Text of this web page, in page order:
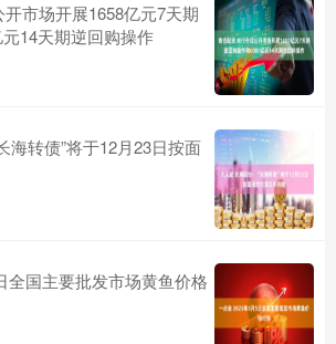
市场开展1658亿元7天期
14天期逆回购操作
海转债”将于12月23日按面
全国主要批发市场黄鱼价格